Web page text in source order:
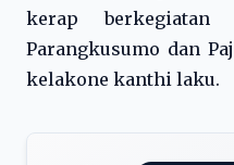
kerap
Parangkusumo dan
kelakone kanthi laku.